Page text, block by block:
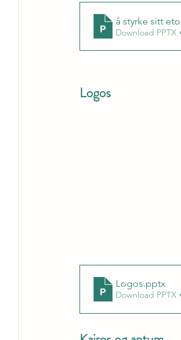
å styrke sitt
Download PPTX
Logos
Logos.pptx
Download PPTX